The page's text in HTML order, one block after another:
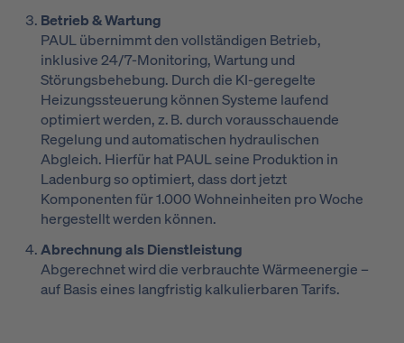
Betrieb & Wartung
PAUL übernimmt den vollständigen Betrieb,
inklusive 24/7-Monitoring, Wartung und
Störungsbehebung. Durch die KI-geregelte
Heizungssteuerung können Systeme laufend
optimiert werden, z. B. durch vorausschauende
Regelung und automatischen hydraulischen
Abgleich. Hierfür hat PAUL seine Produktion in
Ladenburg so optimiert, dass dort jetzt
Komponenten für 1.000 Wohneinheiten pro Woche
hergestellt werden können.
Abrechnung als Dienstleistung
Abgerechnet wird die verbrauchte Wärmeenergie –
auf Basis eines langfristig kalkulierbaren Tarifs.